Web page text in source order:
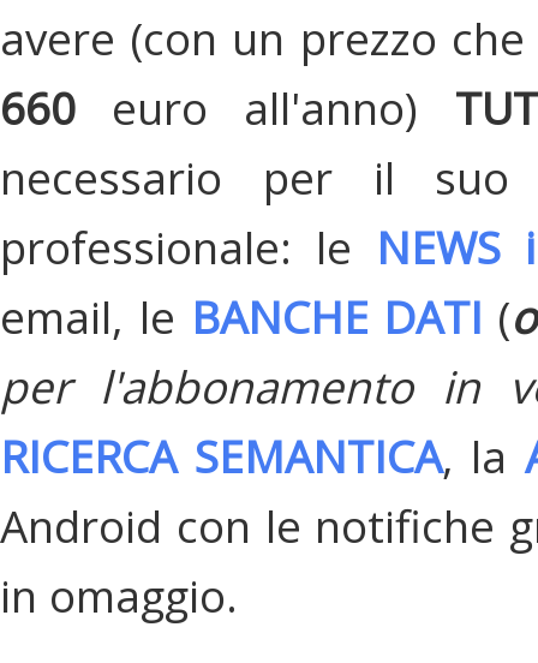
avere (con un prezzo
660 euro all'anno)
necessario per il suo
professionale: le
email, le BANCHE DATI (
per l'abbonamento in
RICERCA SEMANTICA, la
Android con le notifiche
in omaggio.